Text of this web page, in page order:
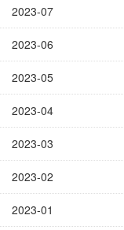
2023-07
2023-06
2023-05
2023-04
2023-03
2023-02
2023-01